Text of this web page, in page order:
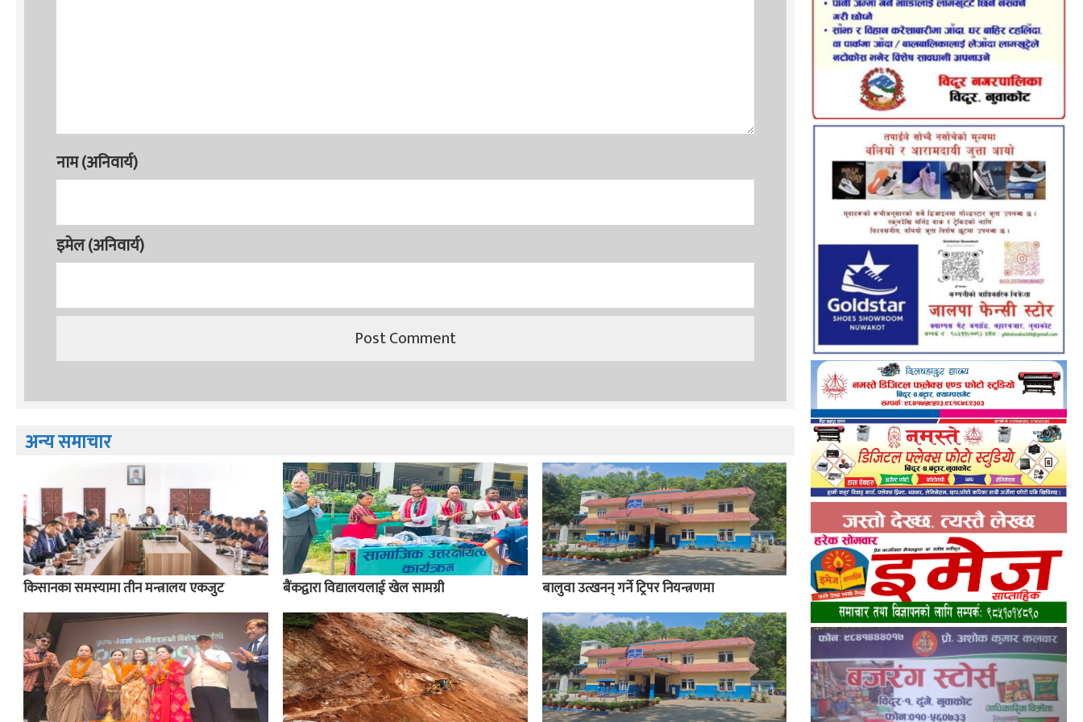
नाम (अनिवार्य)
इमेल (अनिवार्य)
अन्य समाचार
किसानका समस्यामा तीन मन्त्रालय एकजुट बैंकद्वारा विद्यालयलाई खेल सामग्री बालुवा उत्खनन् गर्ने ट्रिपर नियन्त्रणमा